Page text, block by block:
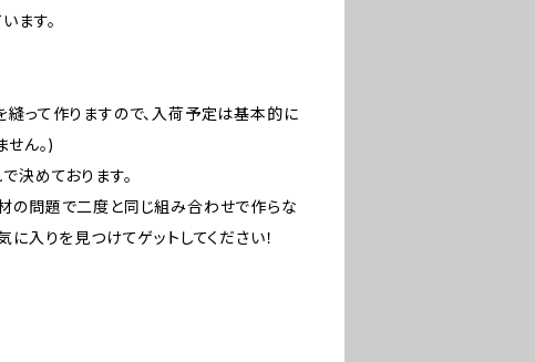
ます。
縫って作りますので、入荷予定は基本的に
ん。)
決めております。
の問題で二度と同じ組み合わせで作らな
入りを見つけてゲットしてください！